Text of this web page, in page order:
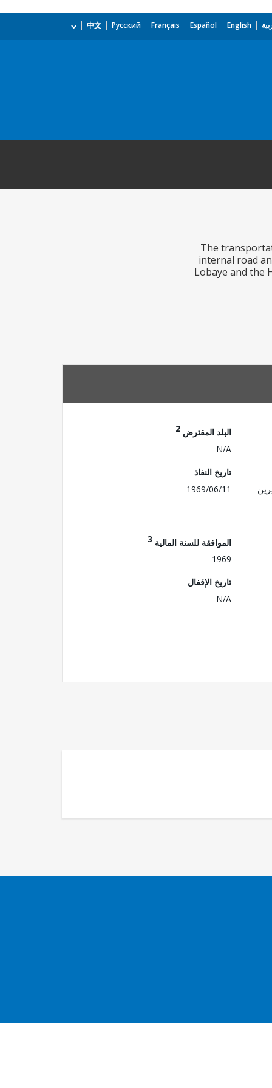
English
Español
Français
Русский
中文
The
internal road
Lobaye and the
البلد المقترض 2
N/A
تاريخ النفاذ
1969/06/11
الموافقة للسنة المالية 3
1969
تاريخ الإقفال
N/A